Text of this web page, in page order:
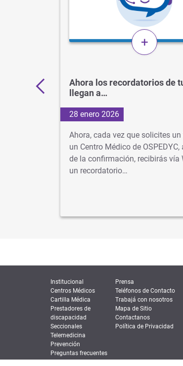
+
Ahora los recordatorios de
llegan a…
28 enero 2026
Ahora, cada vez que solicites un
un Centro Médico de OSPEDYC,
de la confirmación, recibirás vía
un recordatorio…
Institucional
Centros Médicos
Cartilla Médica
Prestadores de
discapacidad
Seccionales
Telemedicina
Prevención
Preguntas frecuentes
Prensa
Teléfonos de Contacto
Trabajá con nosotros
Mapa de Sitio
Contactanos
Política de Privacidad